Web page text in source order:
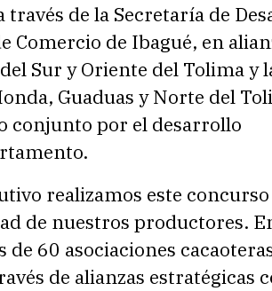
de la Secretaría de
Comercio de Ibagué, en
Sur y Oriente del Tolima y
Guaduas y Norte del
conjunto por el desarrollo
realizamos este
de nuestros productores.
60 asociaciones
de alianzas estratégicas